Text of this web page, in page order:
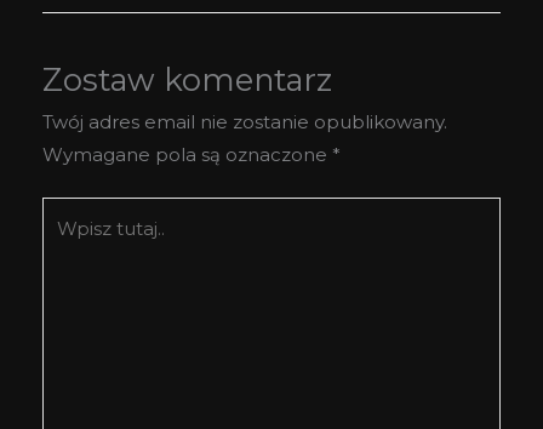
Zostaw komentarz
Twój adres email nie zostanie opublikowany.
Wymagane pola są oznaczone *
tutaj..